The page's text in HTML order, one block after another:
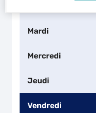
Mardi
Mercredi
Jeudi
Vendredi